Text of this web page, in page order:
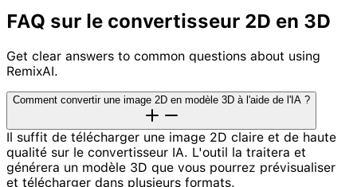
FAQ sur le convertisseur 2D en 3D
Get clear answers to common questions about using
RemixAI.
Comment convertir une image 2D en modèle 3D à l'aide de l'IA ?
Il suffit de télécharger une image 2D claire et de haute
qualité sur le convertisseur IA. L'outil la traitera et
générera un modèle 3D que vous pourrez prévisualiser
et télécharger dans plusieurs formats.